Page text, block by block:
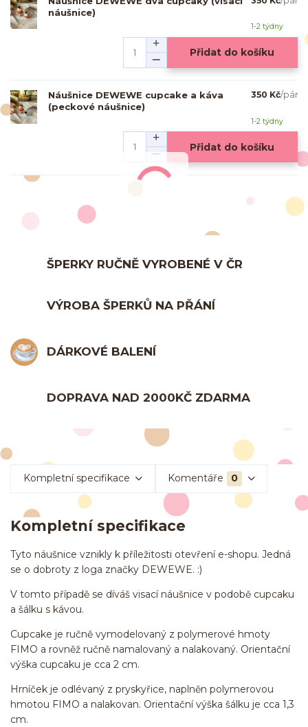
náušnice)
1-2 týdny
Přidat do košíku
Náušnice DEWEWE cupcake a káva
(peckové náušnice)
350 Kč/pár
1-2 týdny
Přidat do košíku
ŠPERKY RUČNĚ VYROBENÉ V ČR
VÝROBA ŠPERKŮ NA PŘÁNÍ
DÁRKOVÉ BALENÍ
DOPRAVA NAD 2000KČ ZDARMA
Kompletní specifikace Komentáře 0
Kompletní specifikace
Tyto náušnice vznikly k příležitosti otevření e-shopu. Jedná
se o dobroty z loga značky DEWEWE. :)
V tomto případě se díváš visací náušnice v podobě cupcaku
a šálku s kávou.
Cupcake je ručně vymodelovaný z polymerové hmoty
FIMO a rovněž ručně namalovaný a nalakovaný. Orientační
výška cupcaku je cca 2 cm.
Hrníček je odlévaný z pryskyřice, naplněn polymerovou
hmotou FIMO a nalakovan. Orientační výška šálku je cca 1,3
cm.